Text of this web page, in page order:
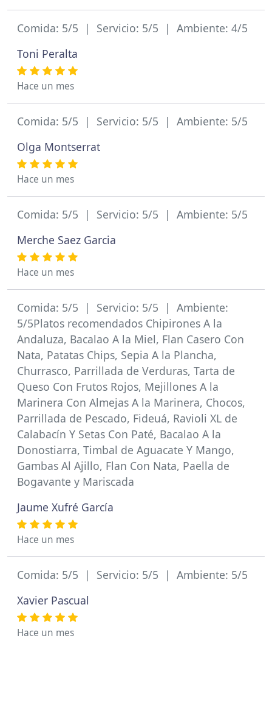
Comida: 5/5 | Servicio: 5/5 | Ambiente: 4/5
Toni Peralta
Hace un mes
Comida: 5/5 | Servicio: 5/5 | Ambiente: 5/5
Olga Montserrat
Hace un mes
Comida: 5/5 | Servicio: 5/5 | Ambiente: 5/5
Merche Saez Garcia
Hace un mes
Comida: 5/5 | Servicio: 5/5 | Ambiente:
5/5Platos recomendados Chipirones A la
Andaluza, Bacalao A la Miel, Flan Casero Con
Nata, Patatas Chips, Sepia A la Plancha,
Churrasco, Parrillada de Verduras, Tarta de
Queso Con Frutos Rojos, Mejillones A la
Marinera Con Almejas A la Marinera, Chocos,
Parrillada de Pescado, Fideuá, Ravioli XL de
Calabacín Y Setas Con Paté, Bacalao A la
Donostiarra, Timbal de Aguacate Y Mango,
Gambas Al Ajillo, Flan Con Nata, Paella de
Bogavante y Mariscada
Jaume Xufré García
Hace un mes
Comida: 5/5 | Servicio: 5/5 | Ambiente: 5/5
Xavier Pascual
Hace un mes